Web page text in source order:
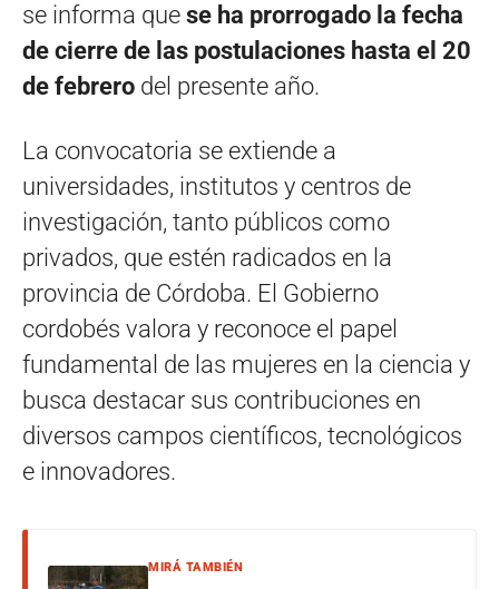
se informa que se ha prorrogado la fecha
de cierre de las postulaciones hasta el 20
de febrero del presente año.
La convocatoria se extiende a
universidades, institutos y centros de
investigación, tanto públicos como
privados, que estén radicados en la
provincia de Córdoba. El Gobierno
cordobés valora y reconoce el papel
fundamental de las mujeres en la ciencia y
busca destacar sus contribuciones en
diversos campos científicos, tecnológicos
e innovadores.
MIRÁ TAMBIÉN